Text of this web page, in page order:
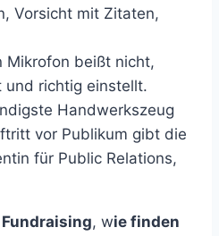
Vorsicht mit Zitaten,
Mikrofon beißt nicht,
und richtig einstellt.
Handwerkszeug
vor Publikum gibt die
für Public Relations,
Fundraising, wie finden